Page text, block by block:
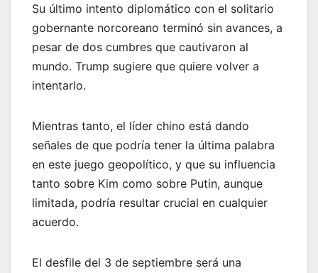
Su último intento diplomático con el solitario
gobernante norcoreano terminó sin avances, a
pesar de dos cumbres que cautivaron al
mundo. Trump sugiere que quiere volver a
intentarlo.
Mientras tanto, el líder chino está dando
señales de que podría tener la última palabra
en este juego geopolítico, y que su influencia
tanto sobre Kim como sobre Putin, aunque
limitada, podría resultar crucial en cualquier
acuerdo.
El desfile del 3 de septiembre será una